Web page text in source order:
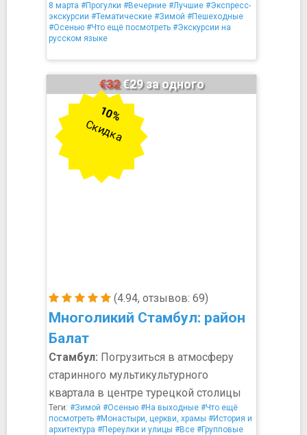
8 марта #Прогулки #Вечерние #Лучшие #Экспресс-
экскурсии #Тематические #Зимой #Пешеходные
#Осенью #Что ещё посмотреть #Экскурсии на
русском языке
(4.94, отзывов: 69)
Многоликий Стамбул: район
Балат
€32€29 за одного
10%
Скидка
Стамбул: Погрузиться в атмосферу
старинного мультикультурного
квартала в центре турецкой столицы
Теги: #Зимой #Осенью #На выходные #Что ещё
посмотреть #Монастыри, церкви, храмы #История и
архитектура #Переулки и улицы #Все #Групповые